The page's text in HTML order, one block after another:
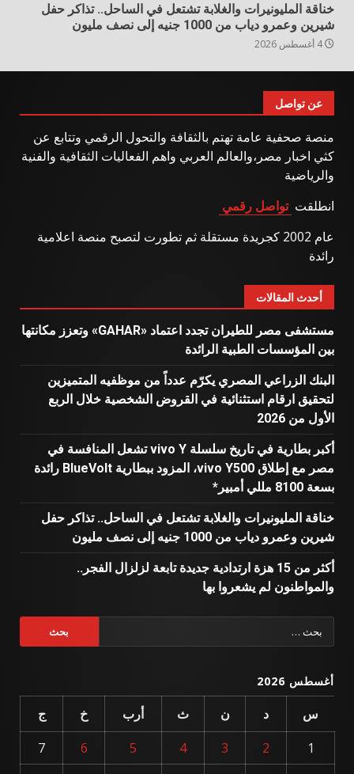
خناقة المليونيرات والغلابة تشتعل في الساحل.. تذاكر حفل
شيرين وعمرو دياب من 1000 جنيه إلى نصف مليون
عن تواصل
منصة صحفية عامة تهتم بالثقافة والتحول الرقمي وتتابع عن
كثي اخبار مصر،والعالم العربي واهم الفعاليات الثقافية والفنية
والرياضية
انطلقت تواصل رقمي
عام 2002 كجريدة مستقلة ثم تطورت لتصبح منصة اعلامية
رائدة
أحدث المقالات
مستشفى مصر للطيران تجدد اعتماد «GAHAR» وتعزز مكانتها
بين المؤسسات الطبية الرائدة
البنك الزراعي المصري يكرّم عدداً من موظفيه المتميزين
لتحقيق ارقام استثنائية في القروض الشخصية خلال الربع
الأول من 2026
أكبر بطارية في تاريخ سلسلة vivo Y تشعل المنافسة في
مصر مع إطلاق vivo Y500، المزود ببطارية BlueVolt رائدة
بسعة 8100 مللي أمبير*
خناقة المليونيرات والغلابة تشتعل في الساحل.. تذاكر حفل
شيرين وعمرو دياب من 1000 جنيه إلى نصف مليون
أكثر من 15 هزة ارتدادية جديدة تابعة لزلزال الفجر..
والمواطنون لم يشعروا بها
عن:
أغسطس 2026
س د ن ث أرب خ
ج
1
2
3
4
5
6
7